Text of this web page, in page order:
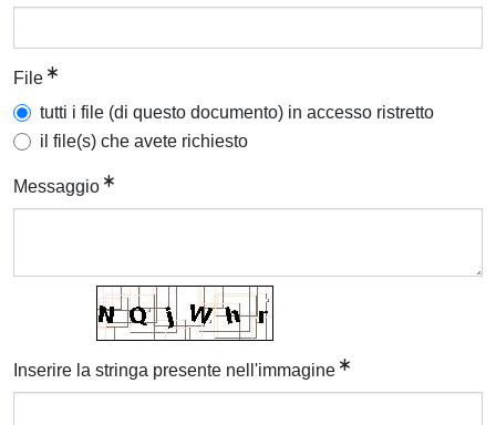
File
tutti i file (di questo documento) in accesso ristretto
il file(s) che avete richiesto
Messaggio
Inserire la stringa presente nell'immagine